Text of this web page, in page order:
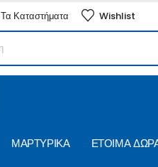
Τα Καταστήματα Wishlist
ΜΑΡΤΥΡΙΚΑ ΕΤΟΙΜΑ